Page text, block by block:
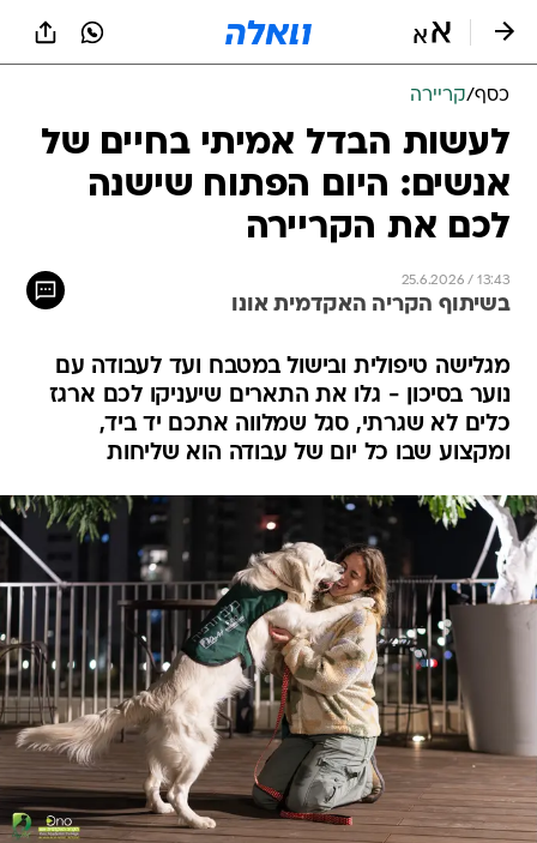
כסף/קריירה
לעשות הבדל אמיתי בחיים של
אנשים: היום הפתוח שישנה
לכם את הקריירה
25.6.2026 / 13:43
בשיתוף הקריה האקדמית אונו
מגלישה טיפולית ובישול במטבח ועד לעבודה עם
נוער בסיכון - גלו את התארים שיעניקו לכם ארגז
כלים לא שגרתי, סגל שמלווה אתכם יד ביד,
ומקצוע שבו כל יום של עבודה הוא שליחות